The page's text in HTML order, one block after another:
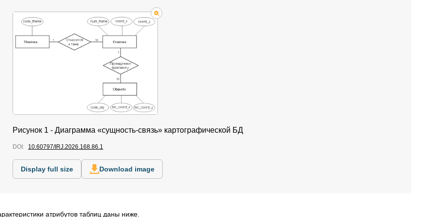
Рисунок 1 - Диаграмма «сущность-связь» картографической БД
DOI: 10.60797/IRJ.2026.168.86.1
Display full size Download image
атрибутов таблиц даны ниже.